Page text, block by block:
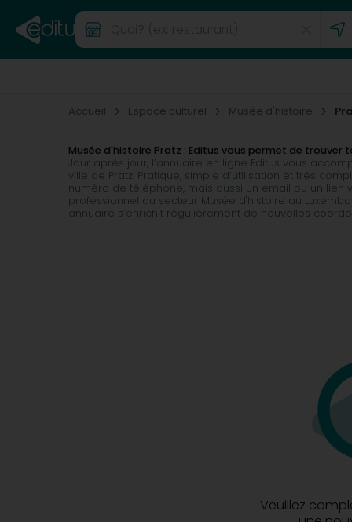
Accueil Espace culturel Musée d'histoire
Musée d'histoire Pratz : Editus vous permet de trouver
Jour après jour, l’annuaire en ligne Editus vous
ville de Pratz. Pratique, simple d’utilisation et très
numéro de téléphone, mais aussi un email ou un lien
professionnel du secteur Musée d'histoire au
annuaire s’enrichit régulièrement de nouvelles
Veuillez